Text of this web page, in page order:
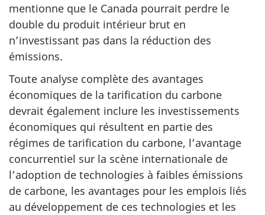
mentionne que le Canada pourrait perdre le
double du produit intérieur brut en
n’investissant pas dans la réduction des
émissions.
Toute analyse complète des avantages
économiques de la tarification du carbone
devrait également inclure les investissements
économiques qui résultent en partie des
régimes de tarification du carbone, l’avantage
concurrentiel sur la scène internationale de
l’adoption de technologies à faibles émissions
de carbone, les avantages pour les emplois liés
au développement de ces technologies et les